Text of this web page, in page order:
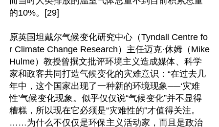
的10%。[29]
原英国坦戴尔气候变化研究中心（Tyndall Centre fo
r Climate Change Research）主任迈克·休姆（Mike
Hulme）教授曾撰文批评环境主义造成媒体、科学
家和政客共同打造气候变化的灾难意识：“在过去几
年中，这个国家出现了一种新的环境现象──‘灾难
性’气候变化现象。似乎仅仅说“气候变化”并不显得
糟糕，所以现在它必须是“灾难性的”才值得关注。
……为什么不仅仅是环保主义活动家，而且是政治